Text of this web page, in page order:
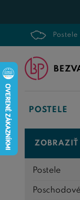
POSTELE
ZOBRAZIŤ
Postele